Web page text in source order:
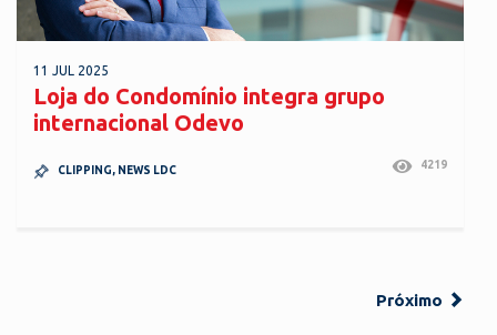
11 JUL 2025
Loja do Condomínio integra grupo
internacional Odevo
CLIPPING, NEWS LDC 4219
Próximo